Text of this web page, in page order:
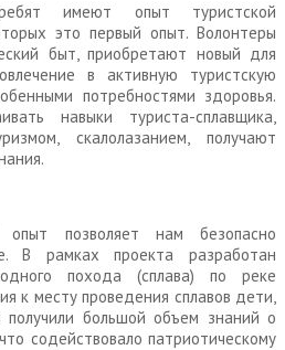
имеют опыт туристской
это первый опыт. Волонтеры
быт, приобретают новый для
в активную туристскую
потребностями здоровья.
навыки туриста-сплавщика,
скалолазанием, получают
опыт позволяет нам безопасно
В рамках проекта разработан
похода (сплава) по реке
к месту проведения сплавов дети,
большой объем знаний о
содействовало патриотическому